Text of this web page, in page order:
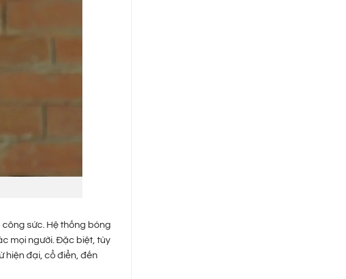
sức. Hệ thống bóng
mọi người. Đặc biệt, tùy
hiện đại, cổ điển, đến